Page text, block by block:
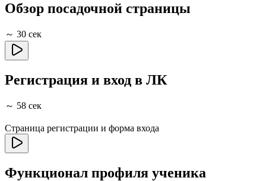
Обзор посадочной страницы
～ 30 сек
Регистрация и вход в ЛК
～ 58 сек
Страница регистрации и форма входа
Функционал профиля ученика